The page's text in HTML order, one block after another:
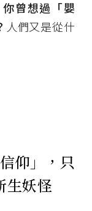
你曾想過「嬰
人們又是從什
仰」，只
生妖怪